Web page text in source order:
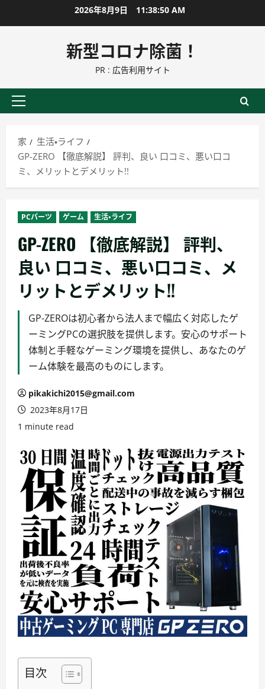
ン
に
2026年8月9日 11:38:51 AM
新型コロナ除菌！
PR : 広告利用サイト
プ
イ
マ
リ
ニ
ュ
ー
家
生活・ライフ
GP-ZERO 【徹底解説】 評判、良い 口コミ、悪い口コ
ミ、メリットとデメリット!!
PCパーツ ゲーム 生活・ライフ
GP-ZERO 【徹底解説】 評判、
良い 口コミ、悪い口コミ、メ
リットとデメリット!!
GP-ZEROは初心者から法人まで幅広く対応したゲ
ーミングPCの選択肢を提供します。安心のサポート
体制と手軽なゲーミング環境を提供し、あなたのゲ
ーム体験を最高のものにします。
pikakichi2015@gmail.com
2023年8月17日
1 minute read
目次